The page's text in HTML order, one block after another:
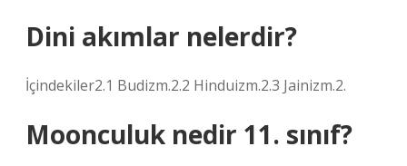
Dini akımlar nelerdir?
İçindekiler2.1 Budizm.2.2 Hinduizm.2.3 Jainizm.2.
Moonculuk nedir 11. sınıf?